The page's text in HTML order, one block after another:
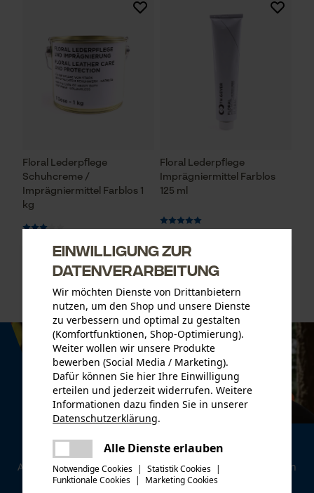
Floral Lederpflege
Schuhcreme /
Imprägniermittel Farblos 1
kg
CHF 17.90 *
Floral Lederpflege
Imprägniermittel Farblos
125 ml
CHF 2.99 *
Newsletter
Abonnieren Sie den kostenlosen Newsletter und verpassen
Sie keine Neuigkeiten mehr.
Einwilligung zur
Datenverarbeitung
Wir möchten Dienste von Drittanbietern
nutzen, um den Shop und unsere Dienste
zu verbessern und optimal zu gestalten
(Komfortfunktionen, Shop-Optimierung).
Weiter wollen wir unsere Produkte
bewerben (Social Media / Marketing).
Dafür können Sie hier Ihre Einwilligung
erteilen und jederzeit widerrufen. Weitere
Informationen dazu finden Sie in unserer
Datenschutzerklärung.
Alle Dienste erlauben
Notwendige Cookies | Statistik Cookies |
Funktionale Cookies | Marketing Cookies
Es ist ein Fehler aufgetreten. Bitte
versuchen Sie es erneut.
mail